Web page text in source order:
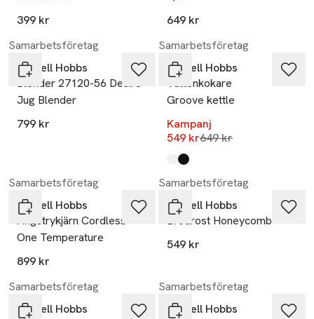
399 kr
649 kr
Samarbetsföretag
Russell Hobbs
Blender 27120-56 Desire
Jug Blender
799 kr
Samarbetsföretag
Russell Hobbs
Vattenkokare
Groove kettle
Kampanj
549 krLägsta pris 30 dagar
649 kr
Produkten finns i färgerna:
white
black
Samarbetsföretag
Russell Hobbs
Ångstrykjärn Cordless
One Temperature
899 kr
Samarbetsföretag
Russell Hobbs
Brödrost Honeycomb
549 kr
Samarbetsföretag
Russell Hobbs
Samarbetsföretag
Russell Hobbs